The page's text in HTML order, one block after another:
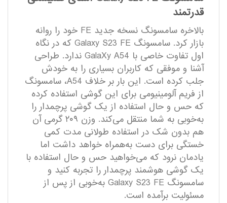
قدرتمند
بالاخره سامسونگ نسخه جدید FE خود را روانه
بازار کرد. سامسونگ Galaxy S23 FE که در نگاه
اول تفاوت خاصی با GalaXy A54 ندارد. طراحی
آشنا و موفقی که کاربران بسیاری را به خودش
جلب کرده است. این بار بر خلاف A54، سامسونگ
از فریم آلومینیومی برای این گوشی استفاده کرده
که حس و حال استفاده از یک گوشی پرچمدار را
به‌خوبی به شما منتقل می‌کند. وزن ۲۰۹ گرمی آن
هم بدون شک در استفاده طولانی مدت کمی
خستگی برای دست به‌همراه خواهد داشت اما
یادمان نرود که می‌خواهید حس و حال استفاده با
یک گوشی هوشمند پرچمدار را تجربه کنید و
سامسونگ Galaxy S23 FE به‌خوبی از پس از
مسئولیت بر‌آمده است.